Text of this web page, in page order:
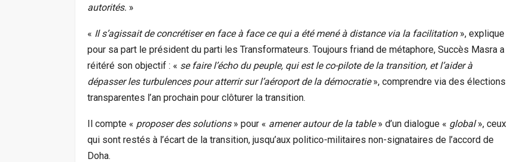
autorités. »
« Il s’agissait de concrétiser en face à face ce qui a été mené à distance via la facilitation», explique
pour sa part le président du parti les Transformateurs. Toujours friand de métaphore, Succès Masra a
réitéré son objectif : « se faire l’écho du peuple, qui est le co-pilote de la transition, et l’aider à
dépasser les turbulences pour atterrir sur l’aéroport de la démocratie», comprendre via des élections
transparentes l’an prochain pour clôturer la transition.
Il compte « proposer des solutions » pour « amener autour de la table» d’un dialogue « global», ceux
qui sont restés à l’écart de la transition, jusqu’aux politico-militaires non-signataires de l’accord de
Doha.